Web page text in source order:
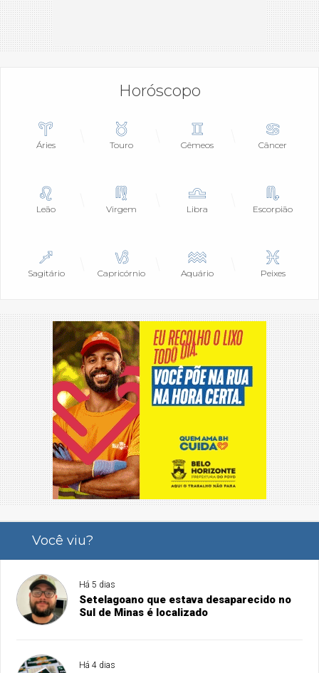
Horóscopo
Áries Touro Gêmeos Câncer
Leão Virgem Libra Escorpião
Sagitário Capricórnio Aquário Peixes
Você viu?
Há 5 dias
Setelagoano que estava desaparecido no
Sul de Minas é localizado
Há 4 dias